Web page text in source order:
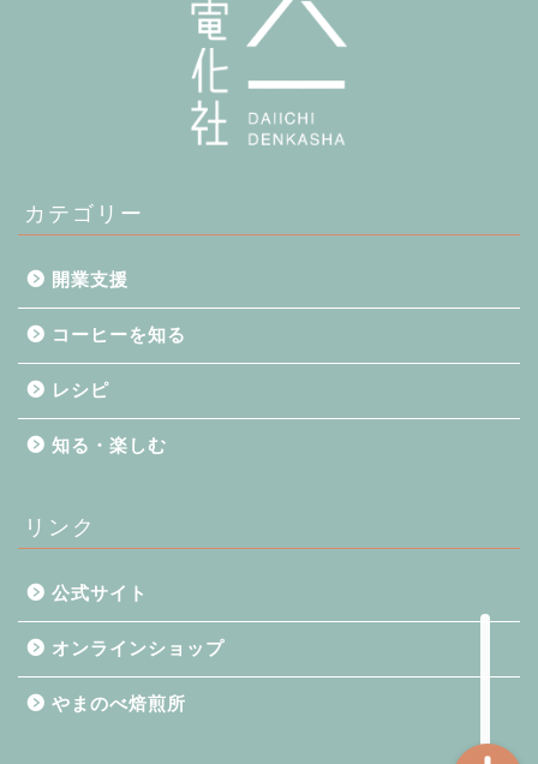
カテゴリー
開業支援
コーヒーを知る
レシピ
知る・楽しむ
リンク
公式サイト
オンラインショップ
やまのべ焙煎所